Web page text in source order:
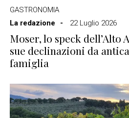
GASTRONOMIA
La redazione
22 Luglio 2026
Moser, lo speck dell’Alto
sue declinazioni da
famiglia